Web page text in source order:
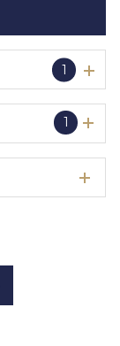
1
1